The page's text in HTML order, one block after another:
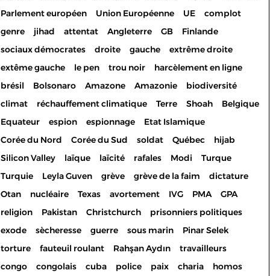
Parlement européen
Union Européenne UE
complot
genre
jihad attentat Angleterre GB
Finlande
sociaux démocrates
droite gauche
extrême droite
extême gauche
le pen trou noir
harcèlement en ligne
brésil
Bolsonaro Amazone Amazonie
biodiversité
climat
réchauffement climatique Terre Shoah
Belgique
Equateur
espion espionnage
Etat Islamique
Corée du Nord
Corée du Sud soldat Québec
hijab
Silicon Valley
laïque laïcité rafales Modi
Turque
Turquie
Leyla Guven grève grève de la faim
dictature
Otan
nucléaire Texas avortement IVG PMA
GPA
religion
Pakistan Christchurch
prisonniers politiques
exode
sècheresse guerre sous marin
Pinar Selek
torture
fauteuil roulant Rahşan Aydın
travailleurs
congo
congolais cuba police paix charia
homos